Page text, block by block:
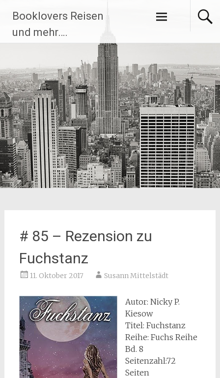
Inhalt
springen
Booklovers Reisen
und mehr….
# 85 – Rezension zu
Fuchstanz
11. Oktober 2017 Susann Mittelstädt
Autor: Nicky P.
Kiesow
Titel: Fuchstanz
Reihe: Fuchs Reihe
Bd. 8
Seitenzahl:72
Seiten